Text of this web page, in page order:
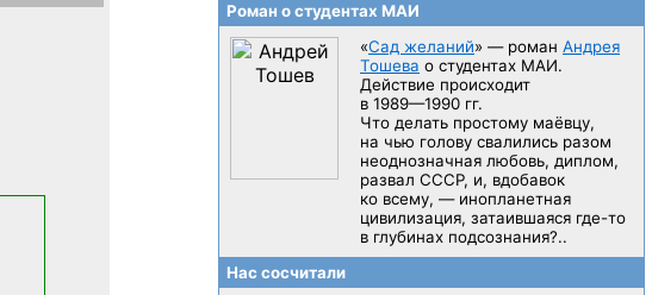
Роман о студентах МАИ
«Сад желаний» — роман Андрея
Тошева о студентах МАИ.
Действие происходит
в 1989—1990 гг.
Что делать простому маёвцу,
на чью голову свалились разом
неоднозначная любовь, диплом,
развал CCCP, и, вдобавок
ко всему, — инопланетная
цивилизация, затаившаяся где-то
в глубинах подсознания?..
Нас сосчитали